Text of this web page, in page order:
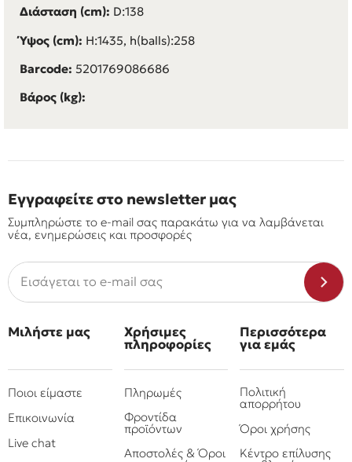
Διάσταση (cm): D:138
Ύψος (cm): H:1435, h(balls):258
Barcode: 5201769086686
Βάρος (kg):
Εγγραφείτε στο newsletter μας
Συμπληρώστε το e-mail σας παρακάτω για να λαμβάνεται
νέα, ενημερώσεις και προσφορές
Μιλήστε μας
Ποιοι είμαστε
Επικοινωνία
Live chat
Χρήσιμες
πληροφορίες
Πληρωμές
Φροντίδα
προϊόντων
Αποστολές & Όροι
Περισσότερα
για εμάς
Πολιτική
απορρήτου
Όροι χρήσης
Κέντρο επίλυσης